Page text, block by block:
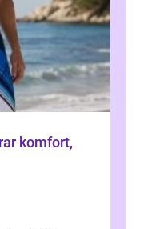
komfort,